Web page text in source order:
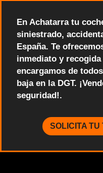
En Achatarra tu
siniestrado,
España. Te
inmediato y
encargamos de
baja en la DGT.
seguridad!.
SOLICITA TU